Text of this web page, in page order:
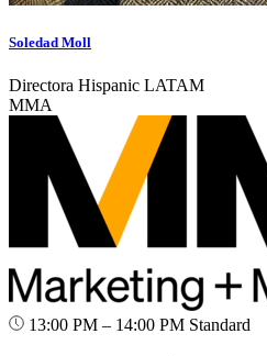
Soledad Moll
Directora Hispanic LATAM
MMA
13:00 PM – 14:00 PM Standard